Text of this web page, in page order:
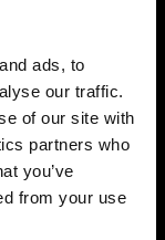
ads, to
our traffic.
of our site with
partners who
you’ve
from your use
der
genutzt
werden.